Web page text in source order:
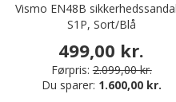
Vismo EN48B
S1P, Sort/Blå
499,00 kr.
Førpris: 2.099,00 kr.
Du sparer: 1.600,00 kr.